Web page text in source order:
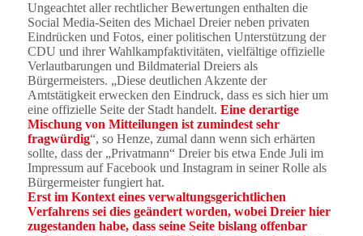
Ungeachtet aller rechtlicher Bewertungen enthalten die
Social Media-Seiten des Michael Dreier neben privaten
Eindrücken und Fotos, einer politischen Unterstützung der
CDU und ihrer Wahlkampfaktivitäten, vielfältige offizielle
Verlautbarungen und Bildmaterial Dreiers als
Bürgermeisters. „Diese deutlichen Akzente der
Amtstätigkeit erwecken den Eindruck, dass es sich hier um
eine offizielle Seite der Stadt handelt. Eine derartige
Mischung von Mitteilungen ist zumindest sehr
fragwürdig“, so Henze, zumal dann wenn sich erhärten
sollte, dass der „Privatmann“ Dreier bis etwa Ende Juli im
Impressum auf Facebook und Instagram in seiner Rolle als
Bürgermeister fungiert hat.
Erst im Kontext eines verwaltungsgerichtlichen
Verfahrens sei dies geändert worden, wobei Dreier hier
zugestanden habe, dass seine Seite bislang offenbar